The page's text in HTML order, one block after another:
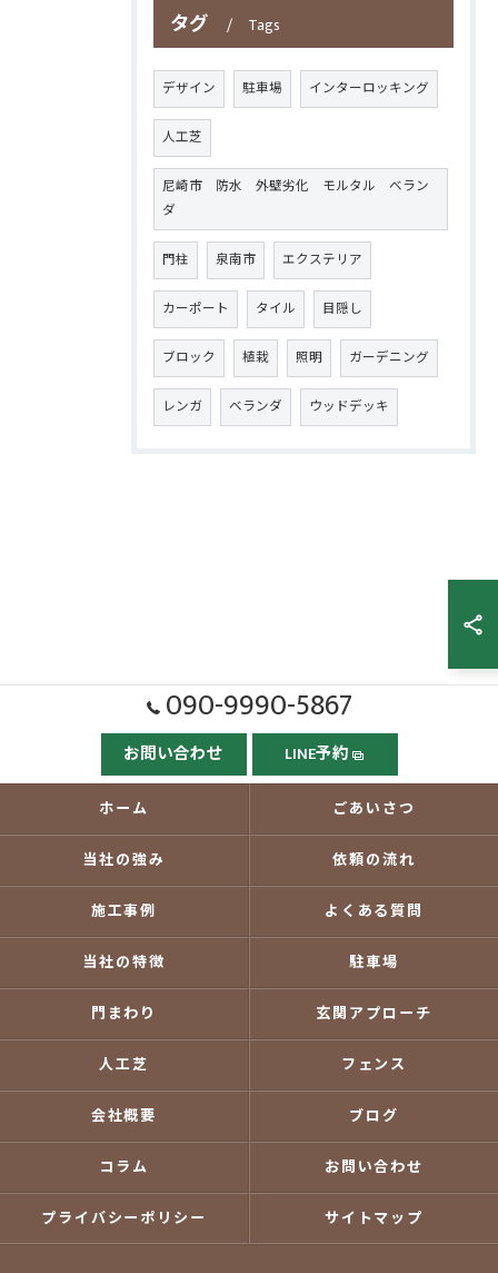
タグ Tags
デザイン 駐車場 インターロッキング
人工芝
尼崎市 防水 外壁劣化 モルタル ベラン
ダ
門柱 泉南市 エクステリア
カーポート タイル 目隠し
ブロック 植栽 照明 ガーデニング
レンガ ベランダ ウッドデッキ
090-9990-5867
お問い合わせ LINE予約
ホーム ごあいさつ
当社の強み 依頼の流れ
施工事例 よくある質問
当社の特徴 駐車場
門まわり 玄関アプローチ
人工芝 フェンス
会社概要 ブログ
コラム お問い合わせ
プライバシーポリシー サイトマップ